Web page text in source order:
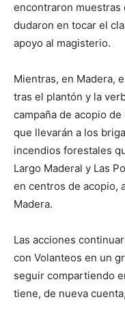
encontraron muestras
dudaron en tocar el
apoyo al magisterio.
Mientras, en Madera,
tras el plantón y la
campaña de acopio
que llevarán a los
incendios forestales
Largo Maderal y Las
en centros de acopio,
Madera.
Las acciones
con Volanteos en un
seguir compartiendo
tiene, de nueva